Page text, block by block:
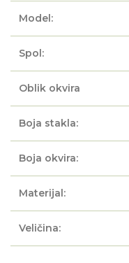
Model:
Spol:
Oblik okvira
Boja stakla:
Boja okvira:
Materijal:
Veličina: